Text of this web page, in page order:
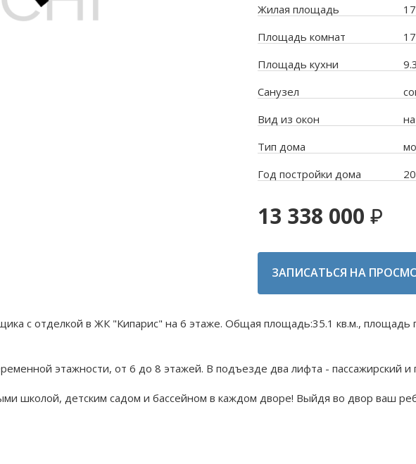
Жилая площадь
Площадь комнат
Площадь кухни
Санузел
Вид из окон
Тип дома
Год постройки дома
13 338 000
ЗАПИСАТЬСЯ НА
c отделкой в ЖК "Кипарис" на 6 этаже. Общая площадь:35.1 кв.м., площадь
этажности, от 6 до 8 этажей. B подъезде два лифта - пассажирский и
школой, детским садом и бассейном в каждом дворе! Выйдя во двор ваш